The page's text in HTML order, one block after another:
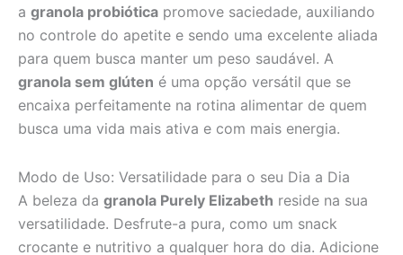
a granola probiótica promove saciedade, auxiliando
no controle do apetite e sendo uma excelente aliada
para quem busca manter um peso saudável. A
granola sem glúten é uma opção versátil que se
encaixa perfeitamente na rotina alimentar de quem
busca uma vida mais ativa e com mais energia.
Modo de Uso: Versatilidade para o seu Dia a Dia
A beleza da granola Purely Elizabeth reside na sua
versatilidade. Desfrute-a pura, como um snack
crocante e nutritivo a qualquer hora do dia. Adicione